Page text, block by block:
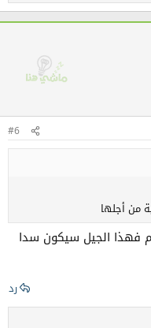
#6
فهذا الجيل سيكون سدا
رد